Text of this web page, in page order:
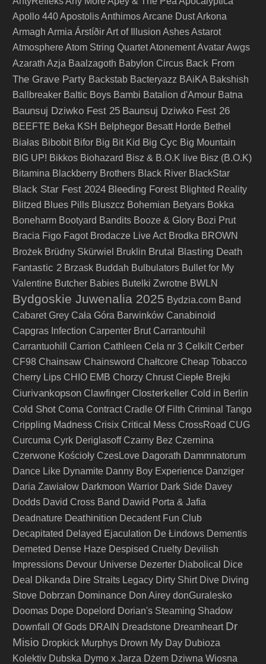
Apollo 440Apostolis AnthimosArcane DustArkona
Armagh Armia ÁrstíðirArt of Illusion AshesAstarot
AtmosphereAtom String QuartetAtonementAvatarAwgs
Azarath Azja Baalzagoth Babylon Circus Back From
The Grave Party Backstab Bacteryazz BAiKA Bakshish
Ballbreaker Baltic Boys Bambi Batalion d'Amour Batna
Baunsuj Dziwko Fest 25 Baunsuj Dziwko Fest 26
BEEFTE Beka KSH Belphegor Besatt Horde Bethel
Białas Bibobit Bifor Big Bit Kid Big Cyc Big Mountain
BIG UP! Bikkos Biohazard Bisz & B.O.K live Bisz (B.O.K)
Bitamina Blackberry Brothers Black River BlackStar
Black Star Fest 2024 Bleeding Forest Blighted Reality
Blitzed Blues Pills Bluszcz Bohemian Betyars Bokka
Boneharm Bootyard Bandits Booze & Glory Bozi Prut
Bracia Figo Fagot Brodacze Live Act Brodka BROWN
Brożek Brüdny Skürwiel Bruklin Brutal Blasting Death
Fantastic 2 Brzask Buddah Bulbulators Bullet for My
Valentine Butcher Babies Butelki Zwrotne BWLN
Bydgoskie Juwenalia 2025 Bydzia.com Band
Cabaret Grey Cała Góra Barwinków Canabinoid
Capgras Infection Carpenter Brut Carrantouhil
Carrantuohill
Carrion Cathleen Cela nr 3 Celkilt Cerber
CF98 Chainsaw Chainsword Chałtcore Cheap Tobacco
Cherry Lips CHIO EMB Chorzy Chrust Ciepłe Brejki
Ciurivankopson Clawfinger Closterkeller Cold in Berlin
Cold Shot Coma Contract Cradle Of Filth Criminal Tango
Crippling Madness Crisix Critical Mess CrossRoad CUG
Curcuma Cyrk Deriglasoff Czarny Bez Czernina
Czerwone Kościoły CzesLove Dagorath Dammnatorum
Dance Like Dynamite Danny Boy Experience Danziger
Daria Zawiałow Darkmoon Warrior Dark Side Davey
Dodds David Cross Band Dawid Porta & Jafia
Deadnature Deathinition Decadent Fun Club
Decapitated Delayed Ejaculation De Łindows Dementis
Demeted Dense Haze Despised Cruelty Devilish
Impressions Devour Universe Dezerter Diabolical
Dice
Deal
Dikanda Dire Straits Legacy Dirty Shirt Dive Diving
Stove Dobrzan Dominance Don Airey donGuralesko
Doomas Dope Dopelord Dorian's Steaming Shadow
Downfall Of Gods DRAIN Dreadstone Dreamheart Dr
Misio Dropkick Murphys Drown My Day Dubioza
Kolektiv Dubska Dymo x Jarza Dżem Dziwna Wiosna